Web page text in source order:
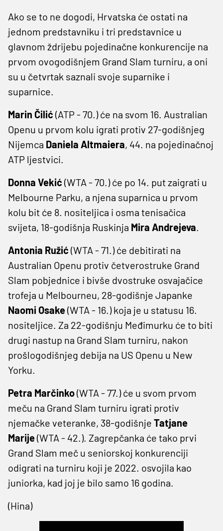
Ako se to ne dogodi, Hrvatska će ostati na
jednom predstavniku i tri predstavnice u
glavnom ždrijebu pojedinačne konkurencije na
prvom ovogodišnjem Grand Slam turniru, a oni
su u četvrtak saznali svoje suparnike i
suparnice.
Marin Čilić (ATP - 70.) će na svom 16. Australian
Openu u prvom kolu igrati protiv 27-godišnjeg
Nijemca Daniela Altmaiera, 44. na pojedinačnoj
ATP ljestvici.
Donna Vekić (WTA - 70.) će po 14. put zaigrati u
Melbourne Parku, a njena suparnica u prvom
kolu bit će 8. nositeljica i osma tenisačica
svijeta, 18-godišnja Ruskinja Mira Andrejeva.
Antonia Ružić (WTA - 71.) će debitirati na
Australian Openu protiv četverostruke Grand
Slam pobjednice i bivše dvostruke osvajačice
trofeja u Melbourneu, 28-godišnje Japanke
Naomi Osake(WTA - 16.) koja je u statusu 16.
nositeljice. Za 22-godišnju Međimurku će to biti
drugi nastup na Grand Slam turniru, nakon
prošlogodišnjeg debija na US Openu u New
Yorku.
Petra Marčinko(WTA - 77.) će u svom prvom
meču na Grand Slam turniru igrati protiv
njemačke veteranke, 38-godišnje Tatjane
Marije(WTA - 42.). Zagrepčanka će tako prvi
Grand Slam meč u seniorskoj konkurenciji
odigrati na turniru koji je 2022. osvojila kao
juniorka, kad joj je bilo samo 16 godina.
(Hina)